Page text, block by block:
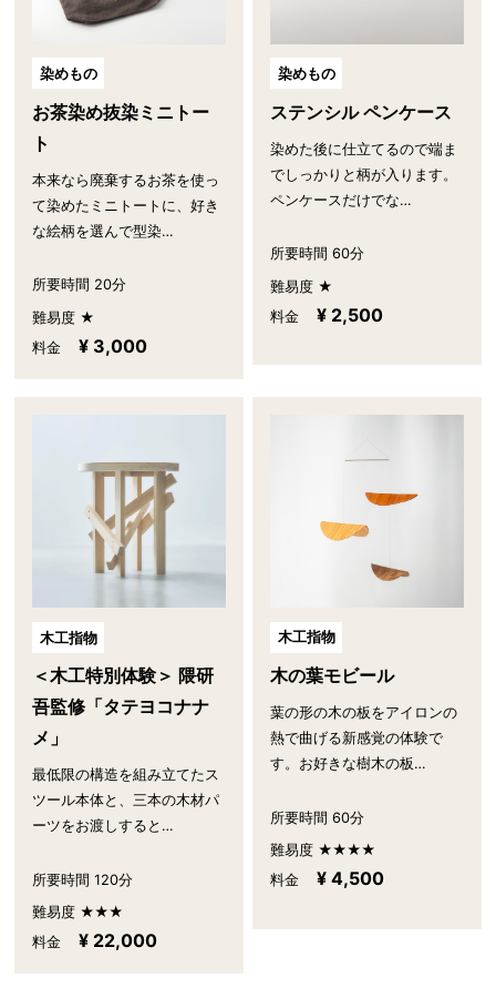
染めもの
お茶染め抜染ミニトー
ト
本来なら廃棄するお茶を使っ
て染めたミニトートに、好き
な絵柄を選んで型染…
所要時間 20分
難易度 ★
料金
¥ 3,000
染めもの
ステンシル ペンケース
染めた後に仕立てるので端ま
でしっかりと柄が入ります。
ペンケースだけでな…
所要時間 60分
難易度 ★
料金
¥ 2,500
木工指物
＜木工特別体験＞ 隈研
吾監修「タテヨコナナ
メ」
最低限の構造を組み立てたス
ツール本体と、三本の木材パ
ーツをお渡しすると…
所要時間 120分
難易度 ★★★
料金
¥ 22,000
木工指物
木の葉モビール
葉の形の木の板をアイロンの
熱で曲げる新感覚の体験で
す。お好きな樹木の板…
所要時間 60分
難易度 ★★★★
料金
¥ 4,500